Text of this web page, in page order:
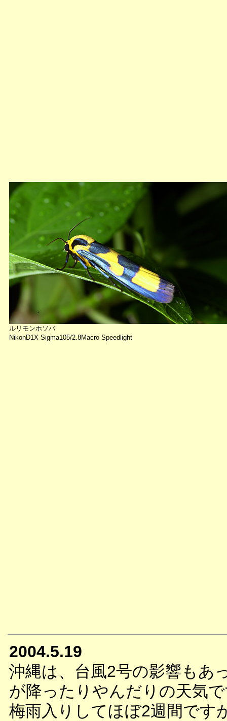
ルリモンホソバ
NikonD1X Sigma105/2.8Macro Speedlight
2004.5.19
沖縄は、台風2号の影響もあ
が降ったりやんだりの天気
梅雨入りしてほぼ2週間です